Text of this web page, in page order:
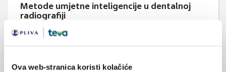
Ova web-stranica koristi kolačiće
Metode umjetne inteligencije u dentalnoj
radiografiji
Provode se intenzivna istraživanja u području primjene umjetne
inteligencije u dentalnoj radiografiji. Poboljšanje dijagnostičke
kliničkih odluka uz uštedu vremena.